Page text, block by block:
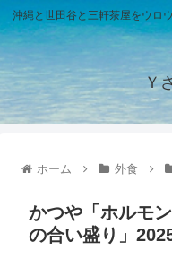
沖縄と世田谷と三軒茶屋をウロ
Ｙ
ホーム 外食
かつや「ホルモ
の合い盛り」